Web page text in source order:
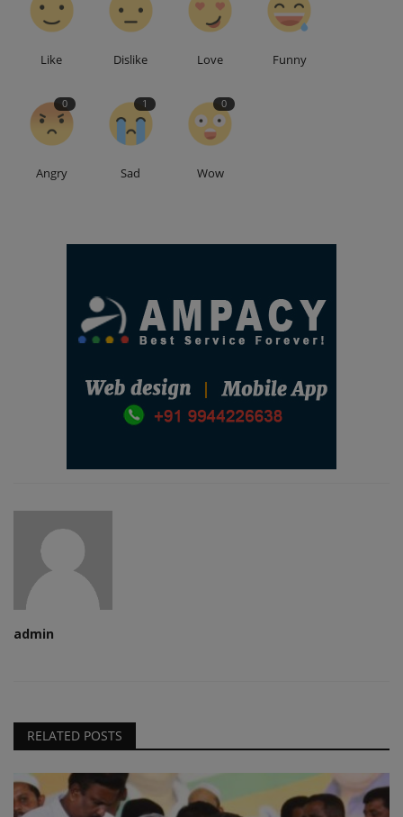
Like Dislike Love Funny
0
Angry
1
Sad
0
Wow
admin
RELATED POSTS